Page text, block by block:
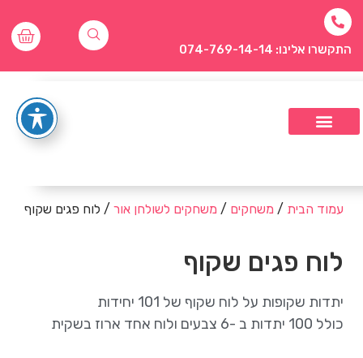
התקשרו אלינו: 074-769-14-14
עמוד הבית / משחקים / משחקים לשולחן אור / לוח פגים שקוף
לוח פגים שקוף
יתדות שקופות על לוח שקוף של 101 יחידות
כולל 100 יתדות ב -6 צבעים ולוח אחד ארוז בשקית